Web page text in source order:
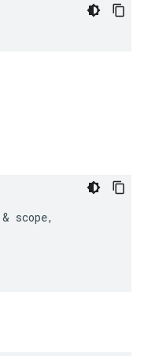
& scope,